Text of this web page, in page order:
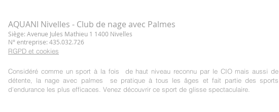
asbl !
AQUANI Nivelles - Club de nage avec Palmes
Siège: Avenue Jules Mathieu 1 1400 Nivelles
N° entreprise: 435.032.726
RGPD et cookies
Considéré comme un sport à la fois de haut niveau reconnu par le CIO mais aussi de
détente, la nage avec palmes se pratique à tous les âges et fait partie des sports
d'endurance les plus efficaces. Venez découvrir ce sport de glisse spectaculaire.